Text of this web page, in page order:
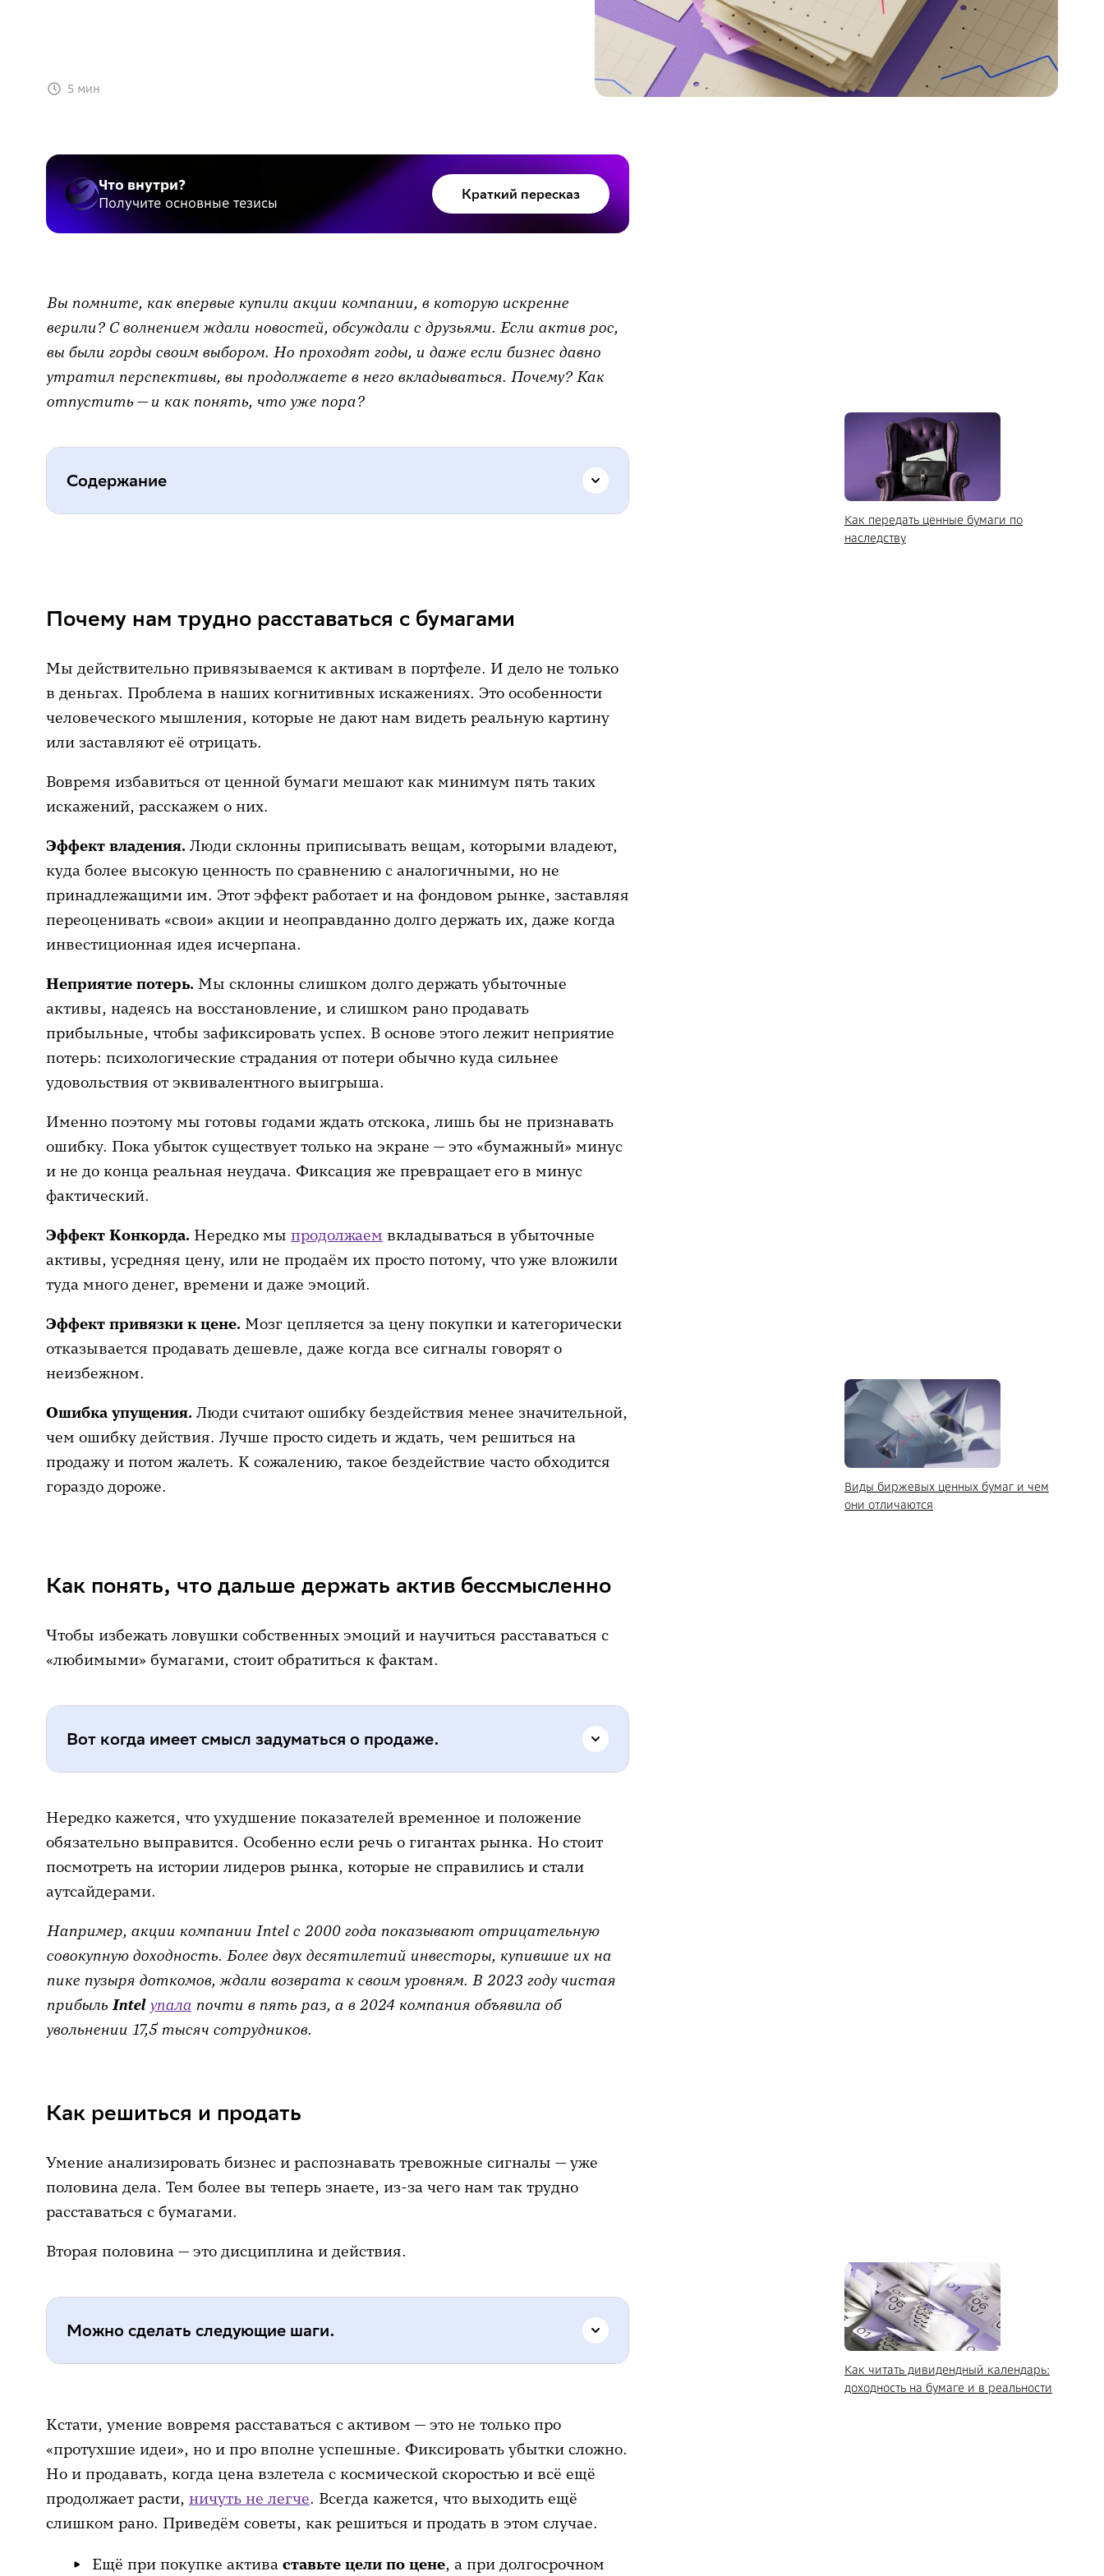
5 мин
Что внутри?
Получите основные тезисы
Краткий пересказ
Вы помните, как впервые купили акции компании, в которую искренне
верили? С волнением ждали новостей, обсуждали с друзьями. Если актив рос,
вы были горды своим выбором. Но проходят годы, и даже если бизнес давно
утратил перспективы, вы продолжаете в него вкладываться. Почему? Как
отпустить — и как понять, что уже пора?
Содержание
Как решиться и продать
Как передать ценные бумаги по
наследству
Почему нам трудно расставаться с бумагами
Мы действительно привязываемся к активам в портфеле. И дело не только
в деньгах. Проблема в наших когнитивных искажениях. Это особенности
человеческого мышления, которые не дают нам видеть реальную картину
или заставляют её отрицать.
Вовремя избавиться от ценной бумаги мешают как минимум пять таких
искажений, расскажем о них.
Эффект владения. Люди склонны приписывать вещам, которыми владеют,
куда более высокую ценность по сравнению с аналогичными, но не
принадлежащими им. Этот эффект работает и на фондовом рынке, заставляя
переоценивать «свои» акции и неоправданно долго держать их, даже когда
инвестиционная идея исчерпана.
Неприятие потерь. Мы склонны слишком долго держать убыточные
активы, надеясь на восстановление, и слишком рано продавать
прибыльные, чтобы зафиксировать успех. В основе этого лежит неприятие
потерь: психологические страдания от потери обычно куда сильнее
удовольствия от эквивалентного выигрыша.
Именно поэтому мы готовы годами ждать отскока, лишь бы не признавать
ошибку. Пока убыток существует только на экране — это «бумажный» минус
и не до конца реальная неудача. Фиксация же превращает его в минус
фактический.
Эффект Конкорда. Нередко мы продолжаем вкладываться в убыточные
активы, усредняя цену, или не продаём их просто потому, что уже вложили
туда много денег, времени и даже эмоций.
Эффект привязки к цене. Мозг цепляется за цену покупки и категорически
отказывается продавать дешевле, даже когда все сигналы говорят о
неизбежном.
Ошибка упущения. Люди считают ошибку бездействия менее значительной,
чем ошибку действия. Лучше просто сидеть и ждать, чем решиться на
продажу и потом жалеть. К сожалению, такое бездействие часто обходится
гораздо дороже.
Виды биржевых ценных бумаг и чем
они отличаются
Как понять, что дальше держать актив бессмысленно
Чтобы избежать ловушки собственных эмоций и научиться расставаться с
«любимыми» бумагами, стоит обратиться к фактам.
Вот когда имеет смысл задуматься о продаже.
несколько кварталов подряд, рост долгов, потеря доли рынка —
всё это объективно говорит об ухудшении ситуации в компании.
Если она стабильно теряет доход или долги уже многократно
превышают прибыль, не стоит ждать, пока ситуация станет
критической.
Исчезновение инвестиционной идеи. Если та причина, по
которой вы изначально купили бумагу, перестала работать, то и
причины дальше держать бумагу, скорее всего, нет. Например,
акция была куплена в ожидании новой прорывной технологии,
Переоценённость актива.
если мультипликатор P/Eстал вдвое выше среднего по отрасли, а
прибыль при этом не растёт, возможно, в бумаге надулся
ценовой пузырь.
Появление более привлекательных альтернатив.
что есть ценные бумаги с лучшим соотношением риск/
доходность, стоит задуматься о ротации.
Нередко кажется, что ухудшение показателей временное и положение
обязательно выправится. Особенно если речь о гигантах рынка. Но стоит
посмотреть на истории лидеров рынка, которые не справились и стали
аутсайдерами.
Например, акции компании Intel с 2000 года показывают отрицательную
совокупную доходность. Более двух десятилетий инвесторы, купившие их на
пике пузыря доткомов, ждали возврата к своим уровням. В 2023 году чистая
прибыль Intel упала почти в пять раз, а в 2024 компания объявила об
увольнении 17,5 тысяч сотрудников.
Как решиться и продать
Умение анализировать бизнес и распознавать тревожные сигналы — уже
половина дела. Тем более вы теперь знаете, из-за чего нам так трудно
расставаться с бумагами.
Вторая половина — это дисциплина и действия.
Можно сделать следующие шаги.
активу, который вы готовы допустить.
Вносите эти цифры в
инвестиционный дневник и продавайте, если минус по бумаге
перешёл этот рубеж. Это как системастоп-лоссов, только без
риска случайно потерять позицию. Вы видите, что порог
пройден, и расстаётесь с бумагой без долгих раздумий.
Как читать дивидендный календарь:
доходность на бумаге и в реальности
Кстати, умение вовремя расставаться с активом — это не только про
«протухшие идеи», но и про вполне успешные. Фиксировать убытки сложно.
Но и продавать, когда цена взлетела с космической скоростью и всё ещё
продолжает расти, ничуть не легче. Всегда кажется, что выходить ещё
слишком рано. Приведём советы, как решиться и продать в этом случае.
Ещё при покупке актива ставьте цели по цене, а при долгосрочном